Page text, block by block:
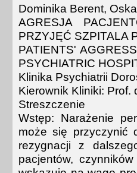
Dominika Berent,
AGRESJA
PRZYJĘĆ SZPITALA
PATIENTS'
PSYCHIATRIC
Klinika Psychiatrii
Kierownik Kliniki: Prof.
Streszczenie
Wstęp: Narażenie
może się przyczynić
rezygnacji z
pacjentów,